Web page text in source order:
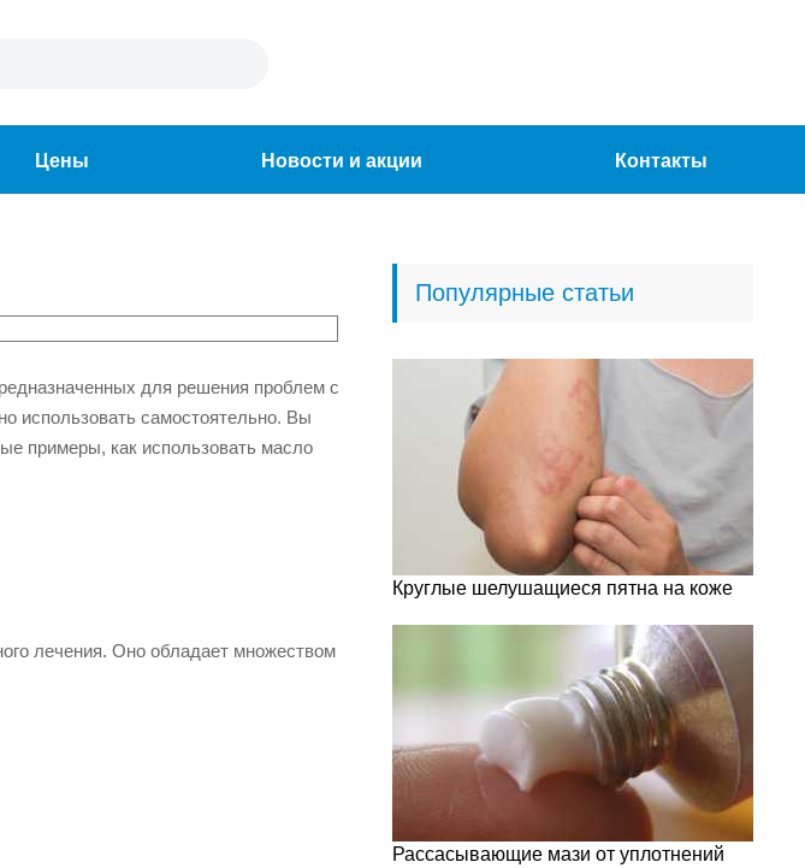
Цены Новости и акции Контакты
для решения проблем с
использовать самостоятельно. Вы
примеры, как использовать масло
лечения. Оно обладает множеством
Популярные статьи
Круглые шелушащиеся пятна на коже
Рассасывающие мази от уплотнений